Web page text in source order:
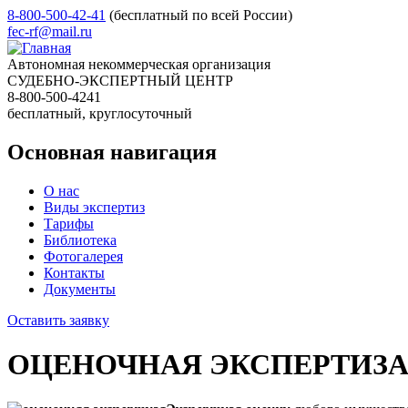
8-800-500-42-41 (бесплатный по всей России)
fec-rf@mail.ru
Автономная некоммерческая организация
СУДЕБНО-ЭКСПЕРТНЫЙ ЦЕНТР
8-800-500-4241
бесплатный, круглосуточный
Основная навигация
О нас
Виды экспертиз
Тарифы
Библиотека
Фотогалерея
Контакты
Документы
Оставить заявку
ОЦЕНОЧНАЯ ЭКСПЕРТИЗА